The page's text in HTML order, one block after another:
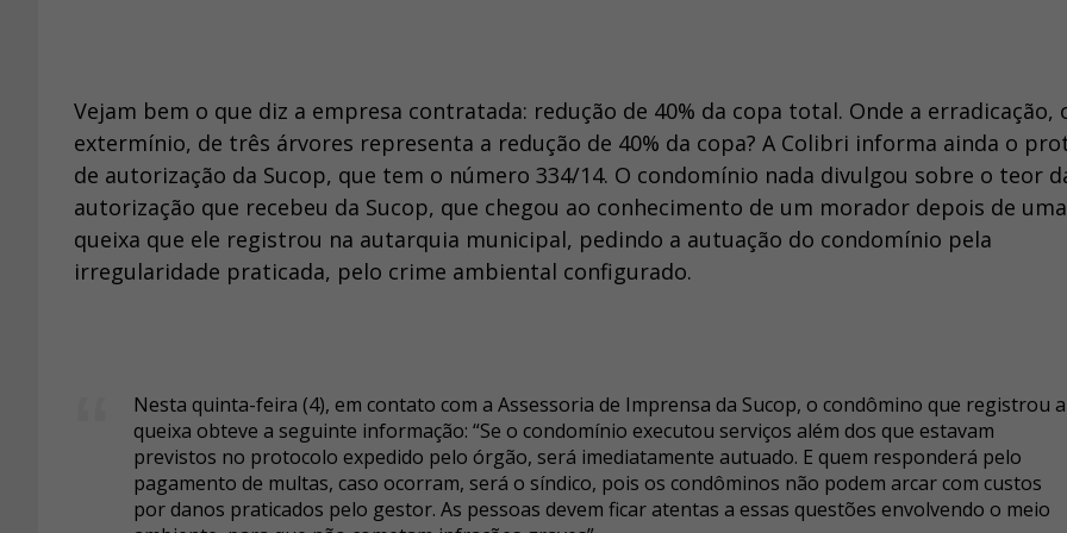
Vejam bem o que diz a empresa contratada: redução de 40% da copa total. Onde a erradicação,
extermínio, de três árvores representa a redução de 40% da copa? A Colibri informa ainda o
de autorização da Sucop, que tem o número 334/14. O condomínio nada divulgou sobre o teor
autorização que recebeu da Sucop, que chegou ao conhecimento de um morador depois de uma
queixa que ele registrou na autarquia municipal, pedindo a autuação do condomínio pela
irregularidade praticada, pelo crime ambiental configurado.
Nesta quinta-feira (4), em contato com a Assessoria de Imprensa da Sucop, o condômino que registrou a
queixa obteve a seguinte informação: “Se o condomínio executou serviços além dos que estavam
previstos no protocolo expedido pelo órgão, será imediatamente autuado. E quem responderá pelo
pagamento de multas, caso ocorram, será o síndico, pois os condôminos não podem arcar com custos
por danos praticados pelo gestor. As pessoas devem ficar atentas a essas questões envolvendo o meio